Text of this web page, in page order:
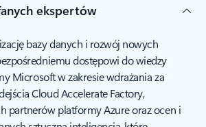
ekspertów
bazy danych i rozwój nowych
dostępowi do wiedzy
Microsoft w zakresie wdrażania za
Cloud Accelerate Factory,
partnerów platformy Azure oraz ocen i